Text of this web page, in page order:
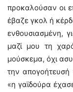
προκαλούσαν οι
έβαζε γκολ ή
ενθουσιασμένη,
μαζί μου τη
μούσκεμα, όχι
την
«η γαϊδούρα